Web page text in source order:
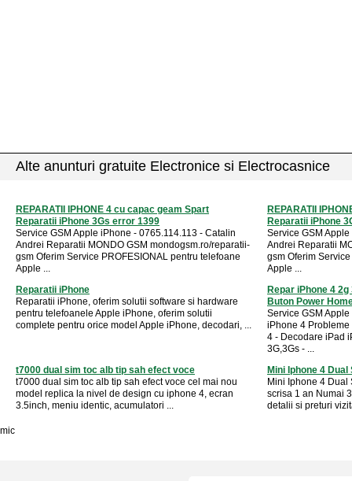
Alte anunturi gratuite Electronice si Electrocasnice
REPARATII IPHONE 4 cu capac geam Spart
Reparatii iPhone 3Gs error 1399
Service GSM Apple iPhone - 0765.114.113 - Catalin
Andrei Reparatii MONDO GSM mondogsm.ro/reparatii-
gsm Oferim Service PROFESIONAL pentru telefoane
Apple ...
REPARATII
Reparatii iPhone
Service GSM
Andrei Reparatii
gsm Oferim
Apple ...
Reparatii iPhone
Reparatii iPhone, oferim solutii software si hardware
pentru telefoanele Apple iPhone, oferim solutii
complete pentru orice model Apple iPhone, decodari, ...
Repar iPhone 4
Buton Power
Service GSM
iPhone 4
4 - Decodare iPad
3G,3Gs - ...
t7000 dual sim toc alb tip sah efect voce
t7000 dual sim toc alb tip sah efect voce cel mai nou
model replica la nivel de design cu iphone 4, ecran
3.5inch, meniu identic, acumulatori ...
Mini Iphone 4
Mini Iphone 4 Dual
scrisa 1 an Numai
detalii si preturi
mic